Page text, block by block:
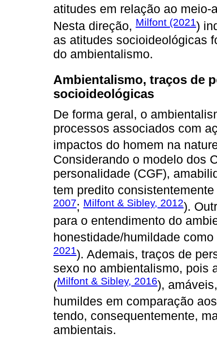
atitudes em relação ao meio-
Nesta direção, Milfont (2021)
as atitudes socioideológicas
do ambientalismo.
Ambientalismo, traços de
socioideológicas
De forma geral, o
processos associados com
impactos do homem na
Considerando o modelo dos
personalidade (CGF),
tem predito
2007; Milfont & Sibley, 2012).
para o entendimento do
honestidade/humildade
2021). Ademais, traços de
sexo no ambientalismo, pois
(Milfont & Sibley, 2016),
humildes em comparação
tendo, consequentemente,
ambientais.